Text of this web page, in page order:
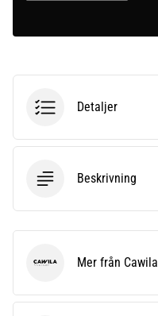
Detaljer
Beskrivning
Cawila Mer från Cawila